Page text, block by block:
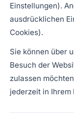
Einstellungen).
ausdrücklichen
Cookies).
Sie können über
Besuch der
zulassen
jederzeit in Ihrem